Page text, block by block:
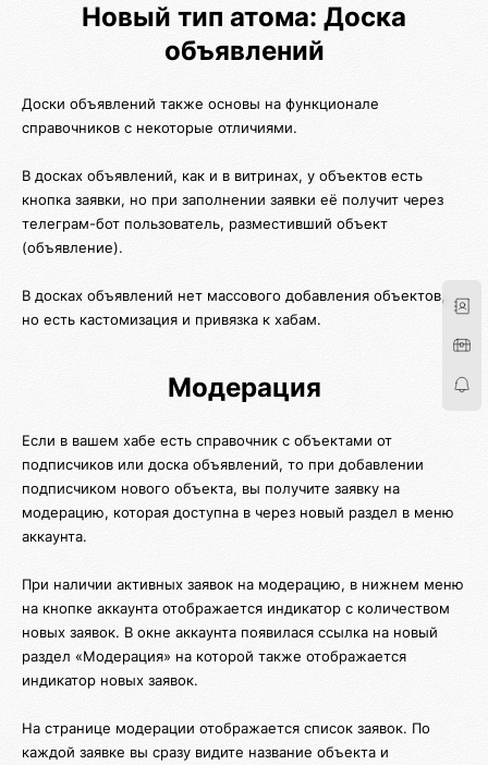
Новый тип атома: Доска
объявлений
Доски объявлений также основы на функционале
справочников с некоторые отличиями.
В досках объявлений, как и в витринах, у объектов есть
кнопка заявки, но при заполнении заявки её получит через
телеграм-бот пользователь, разместивший объект
(объявление).
В досках объявлений нет массового добавления объектов,
но есть кастомизация и привязка к хабам.
Модерация
Если в вашем хабе есть справочник с объектами от
подписчиков или доска объявлений, то при добавлении
подписчиком нового объекта, вы получите заявку на
модерацию, которая доступна в через новый раздел в меню
аккаунта.
При наличии активных заявок на модерацию, в нижнем меню
на кнопке аккаунта отображается индикатор с количеством
новых заявок. В окне аккаунта появилася ссылка на новый
раздел «Модерация» на которой также отображается
индикатор новых заявок.
На странице модерации отображается список заявок. По
каждой заявке вы сразу видите название объекта и